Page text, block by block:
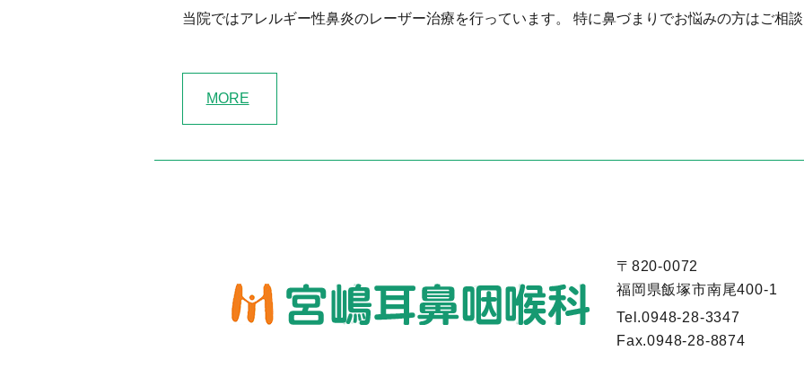
当院ではアレルギー性鼻炎のレーザー治療を行っています。 特に鼻づまりでお悩みの方はご相談
MORE
〒820-0072
福岡県飯塚市南尾400-1
Tel.0948-28-3347
Fax.0948-28-8874